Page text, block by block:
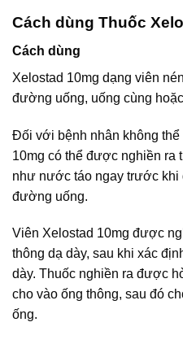
Cách dùng Thuốc
Cách dùng
Xelostad 10mg dạng viên
đường uống, uống cùng
Đối với bệnh nhân không thể
10mg có thể được nghiền ra
như nước táo ngay trước khi
đường uống.
Viên Xelostad 10mg được
thông dạ dày, sau khi xác
dày. Thuốc nghiền ra được
cho vào ống thông, sau đó
ống.